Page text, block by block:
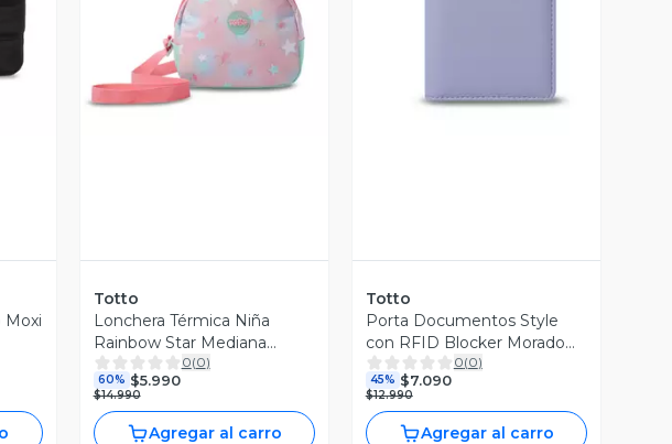
Moxi
Vista Previa
Totto
Lonchera Térmica Niña
Rainbow Star Mediana
Rosada Totto
0(0)
60% $5.990
$14.990
Agregar al carro
Totto
Porta Documentos Style
con RFID Blocker Morado
Totto
0(0)
45% $7.090
$12.990
Agregar al carro